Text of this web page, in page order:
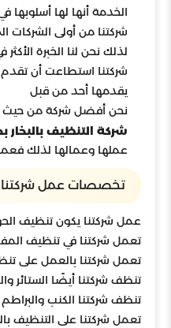
الخدمة أنها لها أسلوبها
شركتنا من أولى الشركات
لذلك نحن لنا الخبرة
شركتنا استطاعت أن تقدم
يقدمها أحد من قبل
نحن أفضل شركة من حيث
شركة التنظيف بالبخار
عملها وعمالها لذلك
تخصصات عمل شركتنا
عمل شركتنا يكون تنظيف
تعمل شركتنا في تنظيف
تعمل شركتنا بالعمل على
تنظف شركتنا أيضًا الستائر
تنظف شركتنا الكنب والبراطم
تعمل شركتنا على التنظيف